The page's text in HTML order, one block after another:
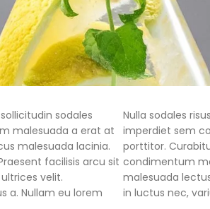
sodales
malesuada a erat at
malesuada lacinia.
facilisis arcu sit
velit.
a. Nullam eu lorem
Nulla sodales
imperdiet sem
porttitor.
condimentum
malesuada
in luctus nec,